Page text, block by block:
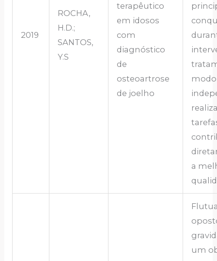
2019
ROCHA,
H.D.;
SANTOS,
Y.S
terapêutico
em idosos
com
diagnóstico
de
osteoartrose
de joelho
a
um